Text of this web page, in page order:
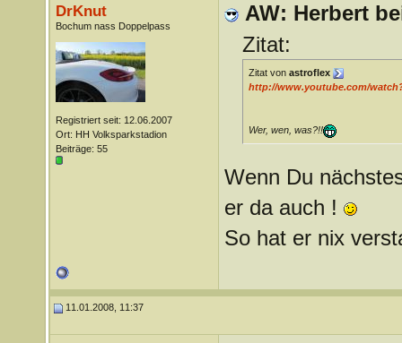
DrKnut
Bochum nass Doppelpass
Registriert seit: 12.06.2007
Ort: HH Volksparkstadion
Beiträge: 55
AW: Herbert
Zitat:
Zitat von astroflex
http://www.youtube.com/
Wer, wen, was?!!
Wenn Du
er da auch !
So hat er nix
11.01.2008, 11:37